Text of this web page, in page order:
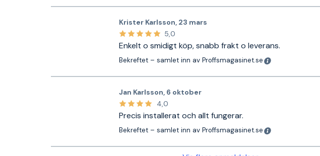
Krister Karlsson, 23 mars
5,0
Enkelt o smidigt köp, snabb frakt o leverans.
Bekreftet – samlet inn av Proffsmagasinet.se
Jan Karlsson, 6 oktober
4,0
Precis installerat och allt fungerar.
Bekreftet – samlet inn av Proffsmagasinet.se